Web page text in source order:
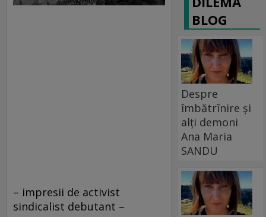
– impresii de activist
sindicalist debutant –
BLOG
Despre
îmbătrînire și
alți demoni
Ana Maria
SANDU